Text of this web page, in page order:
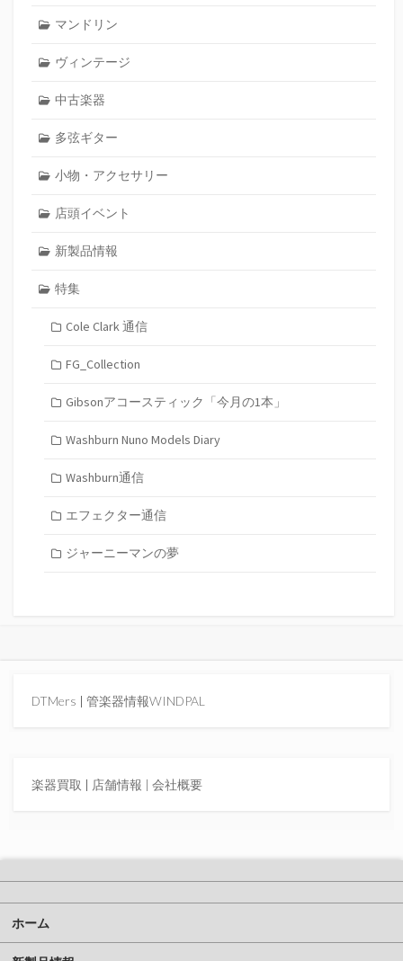
マンドリン
ヴィンテージ
中古楽器
多弦ギター
小物・アクセサリー
店頭イベント
新製品情報
特集
Cole Clark 通信
FG_Collection
Gibsonアコースティック「今月の1本」
Washburn Nuno Models Diary
Washburn通信
エフェクター通信
ジャーニーマンの夢
DTMers | 管楽器情報WINDPAL
楽器買取 | 店舗情報 | 会社概要
ホーム